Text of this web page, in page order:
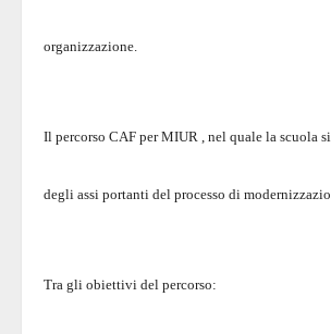
organizzazione.
Il percorso CAF per MIUR , nel quale la scuola
degli assi portanti del processo di
Tra gli obiettivi del percorso: